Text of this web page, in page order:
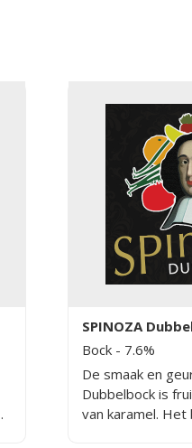
SPINOZA
Bock - 7.6%
De smaak en
Dubbelbock is
van karamel.